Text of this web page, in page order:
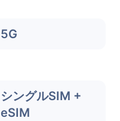
5G
シングルSIM +
eSIM